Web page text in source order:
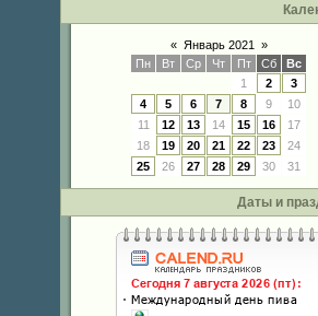
« Январь 2021
»
Пн
Вт Ср Чт Пт Сб
Вс
1
2
3
4
5 6 7 8 9
10
11
12 13 14 15 16
17
18
19 20 21 22 23
24
25
26 27 28 29 30 31
Даты и